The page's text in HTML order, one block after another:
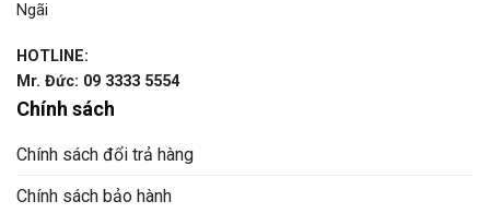
Ngãi
HOTLINE:
Mr. Đức: 09 3333 5554
Chính sách
Chính sách đổi trả hàng
Chính sách bảo hành